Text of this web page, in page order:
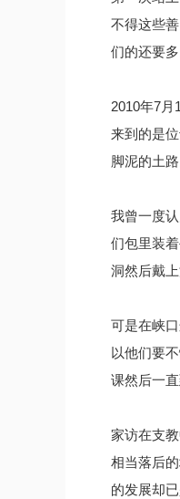
不得这些
们的还要多
2010年7月
来到的是
脚泥的土路
我曾一度
们包里装
洞然后戴
可是在峡
以他们要
课然后一
家访在支
相当落后
的发展却